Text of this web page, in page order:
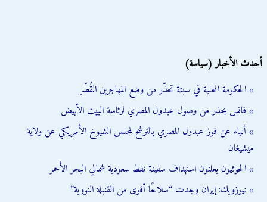
أحدث الأخبار (سياسة)
» الحكومة المحلية في سبتة تحذّر من وضع المهاجرين القُصّر
» فانس يحذر من وصول عبدول المصري لرئاسة البيت الأبيض
» أنباء عن فوز عبدول المصري بالترشح لمجلس الشيوخ الأمريكي عن ولاية
ميشيغان
» الحوثيون يعلنون استهداف سفينة نفط سعودية شمالي البحر الأحمر
» نيوزويك: إيران وجدت “سلاحًا أقوى من القنبلة النووية”